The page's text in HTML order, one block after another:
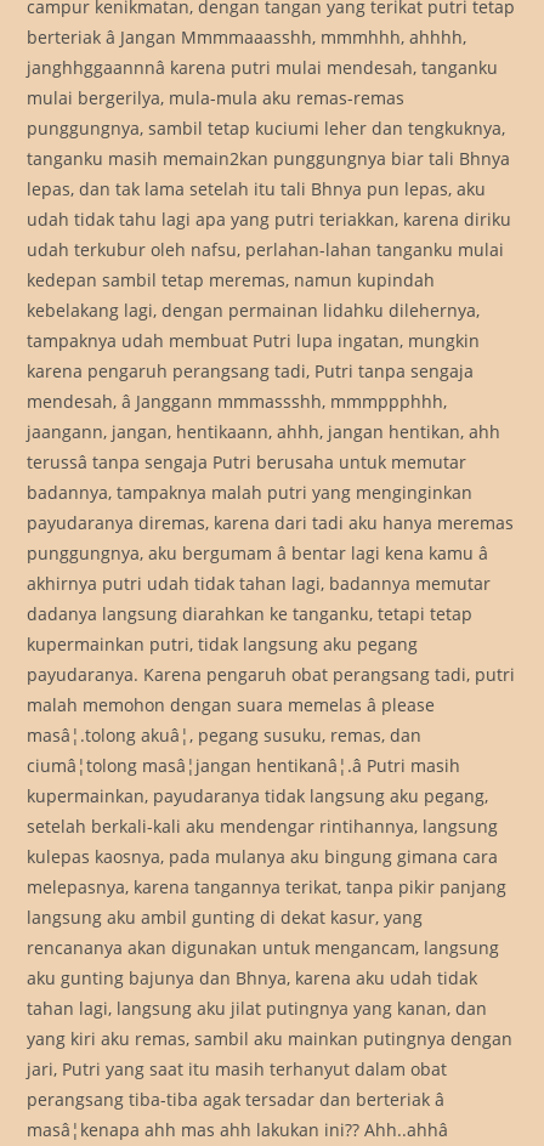
campur kenikmatan, dengan tangan yang terikat putri tetap
berteriak â Jangan Mmmmaaasshh, mmmhhh, ahhhh,
janghhggaannnâ karena putri mulai mendesah, tanganku
mulai bergerilya, mula-mula aku remas-remas
punggungnya, sambil tetap kuciumi leher dan tengkuknya,
tanganku masih memain2kan punggungnya biar tali Bhnya
lepas, dan tak lama setelah itu tali Bhnya pun lepas, aku
udah tidak tahu lagi apa yang putri teriakkan, karena diriku
udah terkubur oleh nafsu, perlahan-lahan tanganku mulai
kedepan sambil tetap meremas, namun kupindah
kebelakang lagi, dengan permainan lidahku dilehernya,
tampaknya udah membuat Putri lupa ingatan, mungkin
karena pengaruh perangsang tadi, Putri tanpa sengaja
mendesah, â Janggann mmmassshh, mmmppphhh,
jaangann, jangan, hentikaann, ahhh, jangan hentikan, ahh
terussâ tanpa sengaja Putri berusaha untuk memutar
badannya, tampaknya malah putri yang menginginkan
payudaranya diremas, karena dari tadi aku hanya meremas
punggungnya, aku bergumam â bentar lagi kena kamu â
akhirnya putri udah tidak tahan lagi, badannya memutar
dadanya langsung diarahkan ke tanganku, tetapi tetap
kupermainkan putri, tidak langsung aku pegang
payudaranya. Karena pengaruh obat perangsang tadi, putri
malah memohon dengan suara memelas â please
masâ¦.tolong akuâ¦, pegang susuku, remas, dan
ciumâ¦tolong masâ¦jangan hentikanâ¦.â Putri masih
kupermainkan, payudaranya tidak langsung aku pegang,
setelah berkali-kali aku mendengar rintihannya, langsung
kulepas kaosnya, pada mulanya aku bingung gimana cara
melepasnya, karena tangannya terikat, tanpa pikir panjang
langsung aku ambil gunting di dekat kasur, yang
rencananya akan digunakan untuk mengancam, langsung
aku gunting bajunya dan Bhnya, karena aku udah tidak
tahan lagi, langsung aku jilat putingnya yang kanan, dan
yang kiri aku remas, sambil aku mainkan putingnya dengan
jari, Putri yang saat itu masih terhanyut dalam obat
perangsang tiba-tiba agak tersadar dan berteriak â
masâ¦kenapa ahh mas ahh lakukan ini?? Ahh..ahhâ